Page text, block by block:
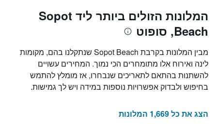
התרשים
כולל
1
ציר
המציגים
את
ימי
השבוע.
התרשים
1
המלונות הזולים ביותר ליד Sopot
Beach, סופוט
מבין המלונות בקרבת Sopot Beach שנתקלנו בהם, מקומות
לינה ואירוח אלו מתומחרים הכי נמוך. המחירים עשויים
להשתנות בהתאם לתאריכים שנבחרו, אז מומלץ להתמש
בחיפוש ולבדוק אפשרויות נוספות במידה ויש לך גמישות.
הצג את כל 1,669 המלונות